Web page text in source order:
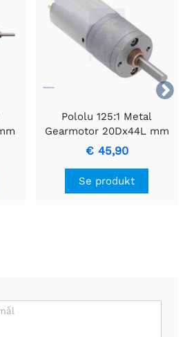

Pololu 125:1 Metal
Gearmotor 20Dx44L mm
6V CB
€ 45,90
Se produkt